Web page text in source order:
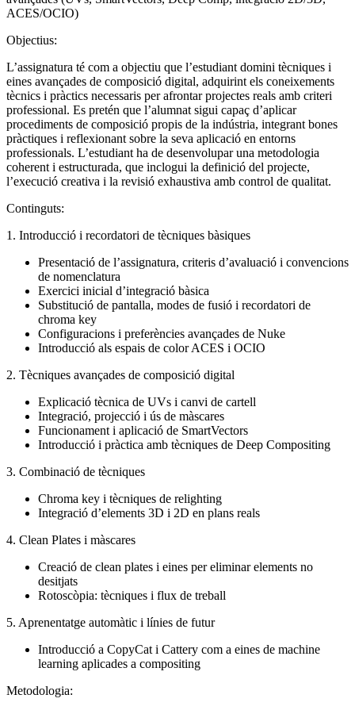
ACES/OCIO)
Objectius:
L’assignatura té com a objectiu que l’estudiant domini tècniques i
eines avançades de composició digital, adquirint els coneixements
tècnics i pràctics necessaris per afrontar projectes reals amb criteri
professional. Es pretén que l’alumnat sigui capaç d’aplicar
procediments de composició propis de la indústria, integrant bones
pràctiques i reflexionant sobre la seva aplicació en entorns
professionals. L’estudiant ha de desenvolupar una metodologia
coherent i estructurada, que inclogui la definició del projecte,
l’execució creativa i la revisió exhaustiva amb control de qualitat.
Continguts:
1. Introducció i recordatori de tècniques bàsiques
Presentació de l’assignatura, criteris d’avaluació i convencions
de nomenclatura
Exercici inicial d’integració bàsica
Substitució de pantalla, modes de fusió i recordatori de
chroma key
Configuracions i preferències avançades de Nuke
Introducció als espais de color ACES i OCIO
2. Tècniques avançades de composició digital
Explicació tècnica de UVs i canvi de cartell
Integració, projecció i ús de màscares
Funcionament i aplicació de SmartVectors
Introducció i pràctica amb tècniques de Deep Compositing
3. Combinació de tècniques
Chroma key i tècniques de relighting
Integració d’elements 3D i 2D en plans reals
4. Clean Plates i màscares
Creació de clean plates i eines per eliminar elements no
desitjats
Rotoscòpia: tècniques i flux de treball
5. Aprenentatge automàtic i línies de futur
Introducció a CopyCat i Cattery com a eines de machine
learning aplicades a compositing
Metodologia: